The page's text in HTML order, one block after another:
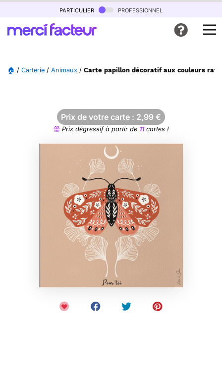
particulier professionnel
🏠 / Carterie / Animaux / Carte papillon décoratif aux couleurs
Prix de votre carte : 2,99 €
Prix dégressif à partir de 11cartes !